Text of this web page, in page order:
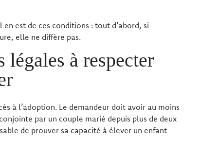
en est de ces conditions : tout d’abord, si
elle ne diffère pas.
légales à respecter
à l’adoption. Le demandeur doit avoir au moins
par un couple marié depuis plus de deux
de prouver sa capacité à élever un enfant